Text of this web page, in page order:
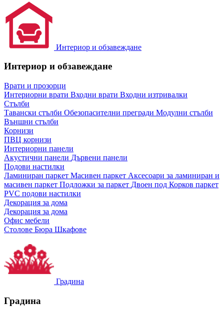
Интериор и обзавеждане
Интериор и обзавеждане
Врати и прозорци
Интериорни врати Входни врати Входни изтривалки
Стълби
Тавански стълби Обезопасителни прегради Модулни стълби
Външни стълби
Корнизи
ПВЦ корнизи
Интериорни панели
Акустични панели Дървени панели
Подови настилки
Ламиниран паркет Масивен паркет Аксесоари за ламиниран и
масивен паркет Подложки за паркет Двоен под Корков паркет
PVC подови настилки
Декорация за дома
Декорация за дома
Офис мебели
Столове Бюра Шкафове
Градина
Градина